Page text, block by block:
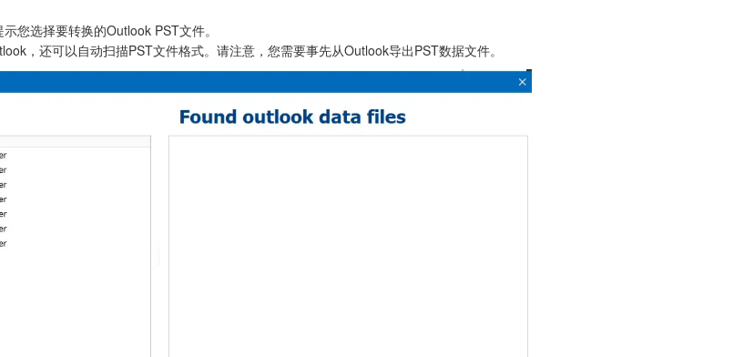
您选择要转换的Outlook PST文件。
，还可以自动扫描PST文件格式。请注意，您需要事先从Outlook导出PST数据文件。